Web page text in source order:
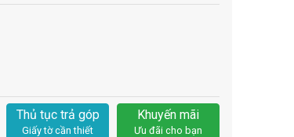
Thủ tục trả góp
Giấy tờ cần thiết
Khuyến mãi
Ưu đãi cho bạn